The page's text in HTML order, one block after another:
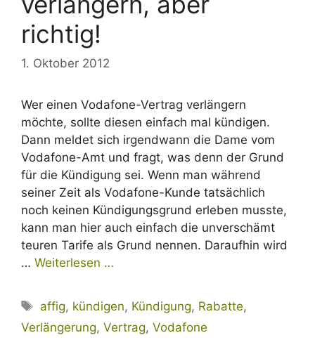
richtig!
1. Oktober 2012
Wer einen Vodafone-Vertrag verlängern
möchte, sollte diesen einfach mal kündigen.
Dann meldet sich irgendwann die Dame vom
Vodafone-Amt und fragt, was denn der Grund
für die Kündigung sei. Wenn man während
seiner Zeit als Vodafone-Kunde tatsächlich
noch keinen Kündigungsgrund erleben musste,
kann man hier auch einfach die unverschämt
teuren Tarife als Grund nennen. Daraufhin wird
… Weiterlesen …
Schlagwörter
affig, kündigen, Kündigung, Rabatte,
Verlängerung, Vertrag, Vodafone